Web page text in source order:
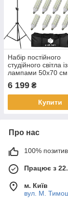
Набір постійного
студійного світла
лампами 50х70
6 199 ₴
Купити
Про нас
100%
Працює з
м. Київ
вул. М.